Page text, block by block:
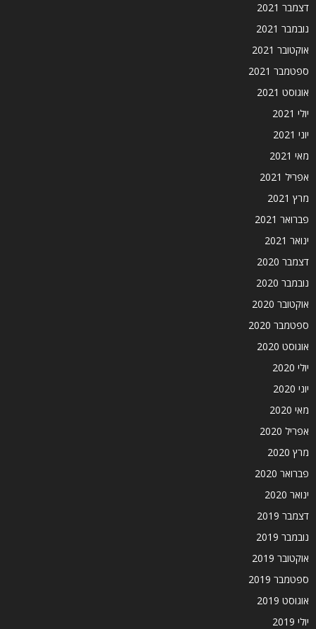
דצמבר 2021
נובמבר 2021
אוקטובר 2021
ספטמבר 2021
אוגוסט 2021
יולי 2021
יוני 2021
מאי 2021
אפריל 2021
מרץ 2021
פברואר 2021
ינואר 2021
דצמבר 2020
נובמבר 2020
אוקטובר 2020
ספטמבר 2020
אוגוסט 2020
יולי 2020
יוני 2020
מאי 2020
אפריל 2020
מרץ 2020
פברואר 2020
ינואר 2020
דצמבר 2019
נובמבר 2019
אוקטובר 2019
ספטמבר 2019
אוגוסט 2019
יולי 2019